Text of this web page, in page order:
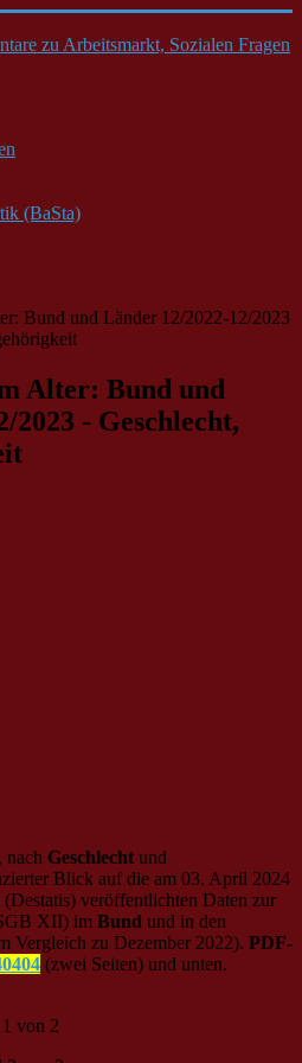
zu Arbeitsmarkt, Sozialen Fragen
(BaSta)
Bund und Länder 12/2022-12/2023
Alter: Bund und
2023 - Geschlecht,
nach Geschlecht und
Blick auf die am 03. April 2024
veröffentlichten Daten zur
XII) im Bund und in den
Vergleich zu Dezember 2022). PDF-
(zwei Seiten) und unten.